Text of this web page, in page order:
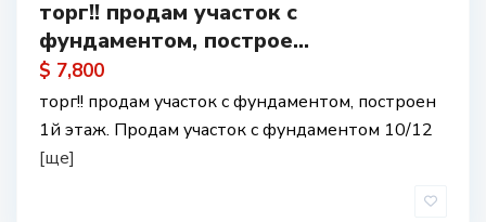
торг!! продам участок с
фундаментом, построе...
$ 7,800
торг!! продам участок с фундаментом, построен
1й этаж. Продам участок с фундаментом 10/12
[ще]